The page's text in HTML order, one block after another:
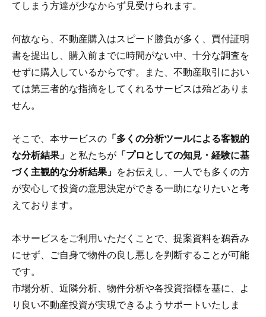
てしまう方達が少なからず見受けられます。
何故なら、不動産購入はスピード勝負が多く、買付証明
書を提出し、購入前までに時間がない中、十分な調査を
せずに購入しているからです。また、不動産取引におい
ては第三者的な指摘をしてくれるサービスは殆どありま
せん。
そこで、本サービスの 「多くの分析ツールによる客観的
な分析結果」 と私たちが 「プロとしての知見・経験に基
づく主観的な分析結果」 をお伝えし、一人でも多くの方
が安心して投資の意思決定ができる一助になりたいと考
えております。
本サービスをご利用いただくことで、提案資料を鵜呑み
にせず、ご自身で物件の良し悪しを判断することが可能
です。
市場分析、近隣分析、物件分析や各投資指標を基に、よ
り良い不動産投資が実現できるようサポートいたしま